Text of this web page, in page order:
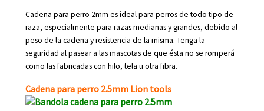
Cadena para perro 2mm es ideal para perros de todo tipo de
raza, especialmente para razas medianas y grandes, debido al
peso de la cadena y resistencia de la misma. Tenga la
seguridad al pasear a las mascotas de que ésta no se romperá
como las fabricadas con hilo, tela u otra fibra.
Cadena para perro 2.5mm Lion tools